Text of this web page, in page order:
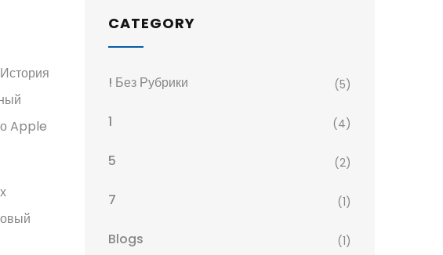
Apple
CATEGORY
! Без Рубрики (5)
1 (4)
5 (2)
7 (1)
Blogs (1)